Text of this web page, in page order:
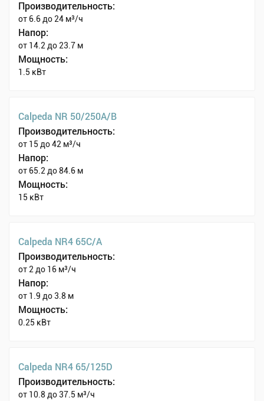
Производительность:
от 6.6 до 24 м³/ч
Напор:
от 14.2 до 23.7 м
Мощность:
1.5 кВт
Calpeda NR 50/250A/B
Производительность:
от 15 до 42 м³/ч
Напор:
от 65.2 до 84.6 м
Мощность:
15 кВт
Calpeda NR4 65C/A
Производительность:
от 2 до 16 м³/ч
Напор:
от 1.9 до 3.8 м
Мощность:
0.25 кВт
Calpeda NR4 65/125D
Производительность:
от 10.8 до 37.5 м³/ч